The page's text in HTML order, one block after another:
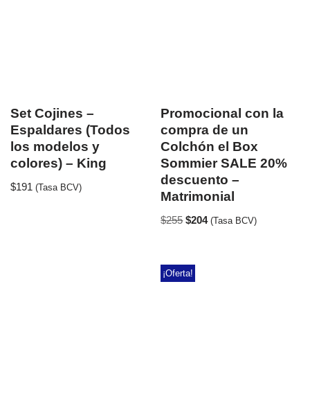
Set Cojines –
Espaldares (Todos
los modelos y
colores) – King
$191 (Tasa BCV)
Promocional con la
compra de un
Colchón el Box
Sommier SALE 20%
descuento –
Matrimonial
$255 $204 (Tasa BCV)
¡Oferta!